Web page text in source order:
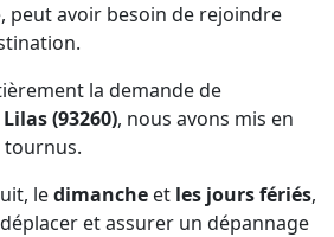
peut avoir besoin de rejoindre
la demande de
(93260), nous avons mis en
tournus.
ledimanche et les jours fériés,
et assurer un dépannage